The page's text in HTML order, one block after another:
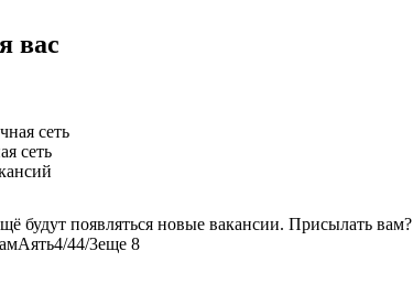
вас
сеть
будут появляться новые вакансии. Присылать вам?
Аять4/44/3еще 8